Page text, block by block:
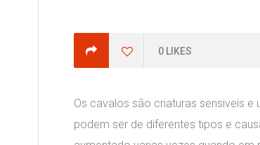
0 LIKES
Os cavalos são criaturas sensiveis
podem ser de diferentes tipos e